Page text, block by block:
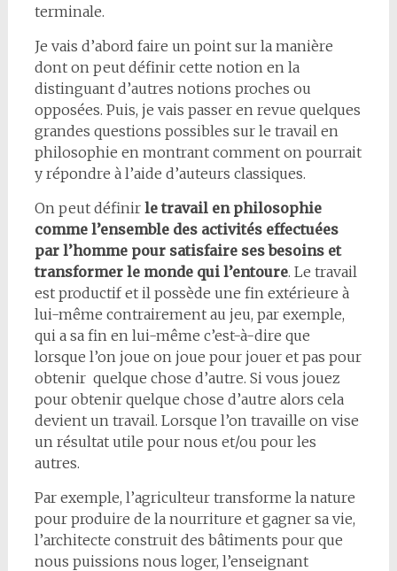
terminale.
Je vais d’abord faire un point sur la manière
dont on peut définir cette notion en la
distinguant d’autres notions proches ou
opposées. Puis, je vais passer en revue quelques
grandes questions possibles sur le travail en
philosophie en montrant comment on pourrait
y répondre à l’aide d’auteurs classiques.
On peut définir le travail en philosophie
comme l’ensemble des activités effectuées
par l’homme pour satisfaire ses besoins et
transformer le monde qui l’entoure. Le travail
est productif et il possède une fin extérieure à
lui-même contrairement au jeu, par exemple,
qui a sa fin en lui-même c’est-à-dire que
lorsque l’on joue on joue pour jouer et pas pour
obtenir quelque chose d’autre. Si vous jouez
pour obtenir quelque chose d’autre alors cela
devient un travail. Lorsque l’on travaille on vise
un résultat utile pour nous et/ou pour les
autres.
Par exemple, l’agriculteur transforme la nature
pour produire de la nourriture et gagner sa vie,
l’architecte construit des bâtiments pour que
nous puissions nous loger, l’enseignant